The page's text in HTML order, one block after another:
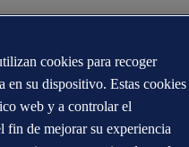
cookies para recoger
en su dispositivo. Estas cookies
web y a controlar el
fin de mejorar su experiencia